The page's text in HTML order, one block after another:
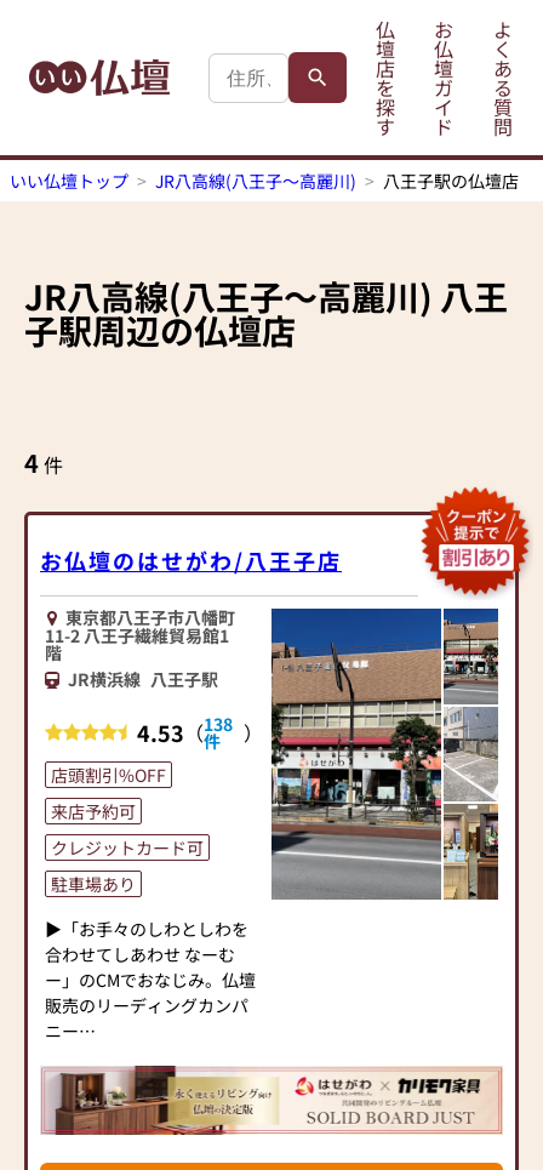
仏
壇
店
を
探
す
お
仏
壇
ガ
イ
ド
よ
く
あ
る
質
問
いい仏壇トップ JR八高線(八王子～高麗川) 八王子駅の仏壇店
JR八高線(八王子～高麗川) 八王
子駅周辺の仏壇店
4件
お仏壇のはせがわ/八王子店
東京都八王子市八幡町
11-2 八王子繊維貿易館1
階
JR横浜線 八王子駅
4.53 （138
件 ）
店頭割引%OFF
来店予約可
クレジットカード可
駐車場あり
▶「お手々のしわとしわを
合わせてしあわせ なーむ
ー」のCMでおなじみ。仏壇
販売のリーディングカンパ
ニー
内家具専門メーカーと、モ
ダンなインテリアにマッチ
するお仏壇を展開